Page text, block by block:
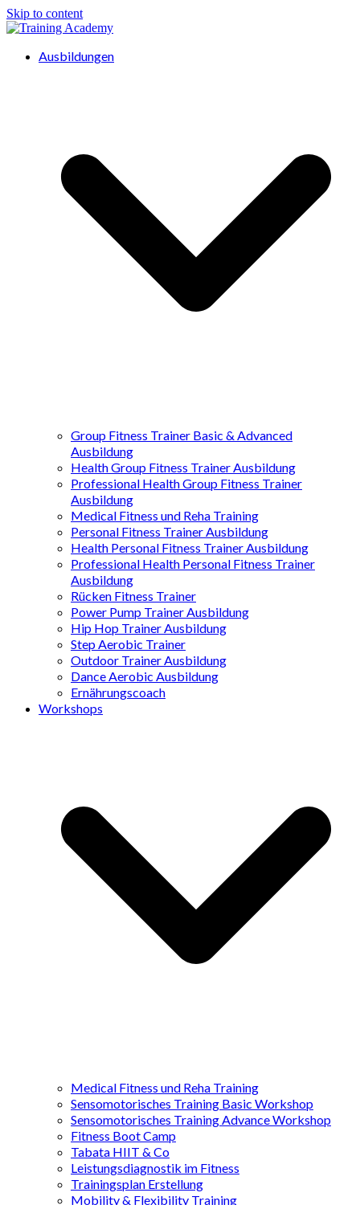
Skip to content
Ausbildungen
Group Fitness Trainer Basic & Advanced
Ausbildung
Health Group Fitness Trainer Ausbildung
Professional Health Group Fitness Trainer
Ausbildung
Medical Fitness und Reha Training
Personal Fitness Trainer Ausbildung
Health Personal Fitness Trainer Ausbildung
Professional Health Personal Fitness Trainer
Ausbildung
Rücken Fitness Trainer
Power Pump Trainer Ausbildung
Hip Hop Trainer Ausbildung
Step Aerobic Trainer
Outdoor Trainer Ausbildung
Dance Aerobic Ausbildung
Ernährungscoach
Workshops
Medical Fitness und Reha Training
Sensomotorisches Training Basic Workshop
Sensomotorisches Training Advance Workshop
Fitness Boot Camp
Tabata HIIT & Co
Leistungsdiagnostik im Fitness
Trainingsplan Erstellung
Mobility & Flexibility Training